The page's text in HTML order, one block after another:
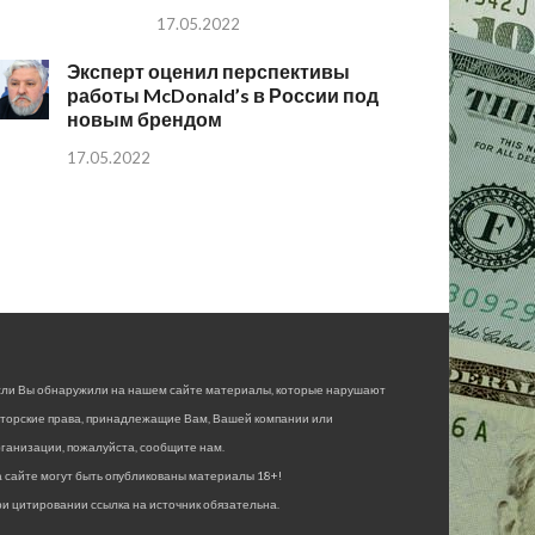
17.05.2022
Эксперт оценил перспективы
работы McDonald’s в России под
новым брендом
17.05.2022
Вы обнаружили на нашем сайте материалы, которые нарушают
права, принадлежащие Вам, Вашей компании или
пожалуйста, сообщите нам.
сайте могут быть опубликованы материалы 18+!
цитировании ссылка на источник обязательна.